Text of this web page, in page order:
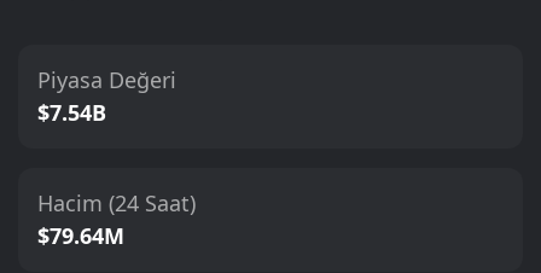
Piyasa Değeri
$7.54B
Hacim (24 Saat)
$79.64M